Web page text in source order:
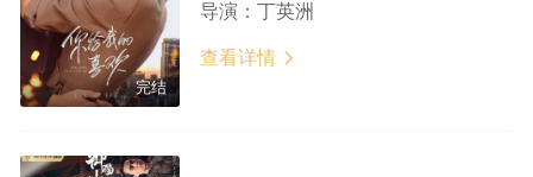
完结
导演： 丁英洲
查看详情 